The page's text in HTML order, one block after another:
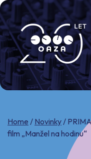
Skip
to
content
Home / Novinky/
film „Manžel na hodinu“